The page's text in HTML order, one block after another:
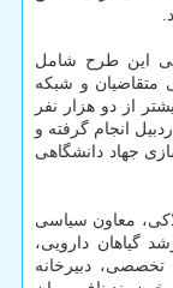
این طرح شامل
متقاضیان و شبکه
از دو هزار نفر
انجام گرفته و
جهاد دانشگاهی
معاون سیاسی
گیاهان دارویی،
دبیرخانه